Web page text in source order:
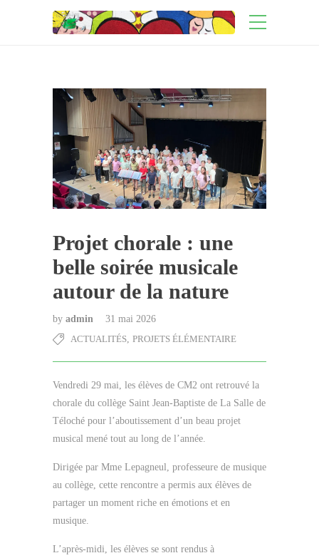
Projet chorale : une
belle soirée musicale
autour de la nature
by admin
31 mai 2026
ACTUALITÉS PROJETS ÉLÉMENTAIRE
Vendredi 29 mai, les élèves de CM2 ont retrouvé la
chorale du collège Saint Jean-Baptiste de La Salle de
Téloché pour l’aboutissement d’un beau projet
musical mené tout au long de l’année.
Dirigée par Mme Lepagneul, professeure de musique
au collège, cette rencontre a permis aux élèves de
partager un moment riche en émotions et en
musique.
L’après-midi, les élèves se sont rendus à